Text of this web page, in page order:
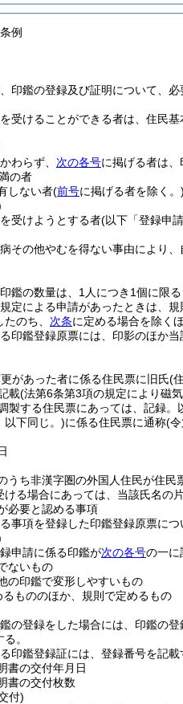
例
印鑑の登録及び証明について、必
受けることができる者は、住民基
わらず、 次の各号に掲げる者は、
の者
しない者(前号に掲げる者を除く。)
受けようとする者(以下「登録申
その他やむを得ない事由により
鑑の数量は、1人につき1個に限る
定による申請があったときは、
のち、 次条に定める場合を除く
印鑑登録原票には、印影のほか
があった者に係る住民票に旧氏(
載(法第6条第3項の規定により磁
製する住民票にあっては、記録。
以下同じ。)に係る住民票に通称(
うち非漢字圏の外国人住民が住
ける場合にあっては、当該氏名の
必要と認める事項
事項を登録した印鑑登録原票に
申請に係る印鑑が次の各号の一に
ないもの
の印鑑で変形しやすいもの
るもののほか、規則で定めるもの
の登録をした場合には、印鑑の
。
印鑑登録証には、登録番号を記載
書の交付年月日
書の交付枚数
付)